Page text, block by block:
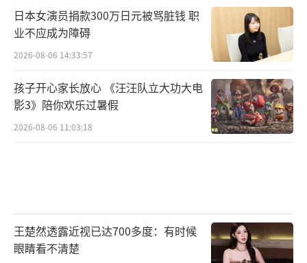
日本女演员捐款300万日元被骂脏钱 职
业不应成为障碍
2026-08-06 14:33:57
孩子开心家长放心 《汪汪队立大功大电
影3》陪你欢乐过暑假
2026-08-06 11:03:18
王楚然透露近视已达700多度：有时候
眼睛看不清楚